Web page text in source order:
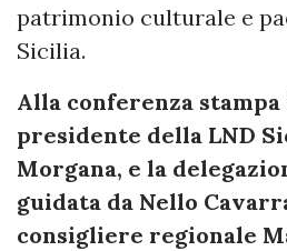
patrimonio culturale e
Sicilia.
Alla conferenza
presidente della LND
Morgana, e la
guidata da Nello
consigliere regionale